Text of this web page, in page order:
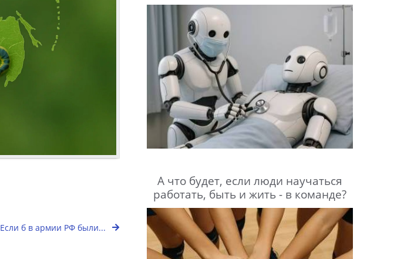
Если б в армии РФ были...
А что будет, если люди научаться
работать, быть и жить - в команде?